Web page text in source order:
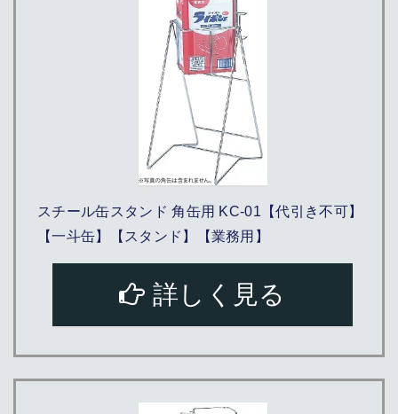
スチール缶スタンド 角缶用 KC-01【代引き不可】
【一斗缶】【スタンド】【業務用】
詳しく見る